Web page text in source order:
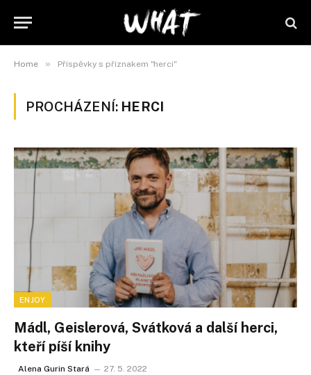
Home » Příspěvky s příznakem "herci"
PROCHÁZENÍ: HERCI
ENJOY
Mádl, Geislerová, Svátková a další herci,
kteří píší knihy
Alena Gurin Stará 27. 5. 2022